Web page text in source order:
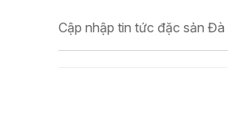
Cập nhập tin tức đặc sản Đà